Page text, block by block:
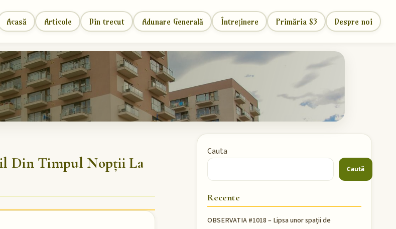
Acasă Articole Din trecut Adunare Generală Întreținere Primăria S3 Despre noi
Din Timpul Nopții La
Cauta
Caută
Recente
OBSERVATIA #1018 – Lipsa unor spații de